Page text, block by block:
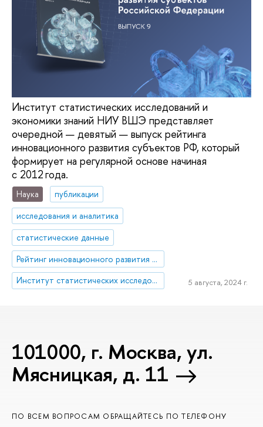
Институт статистических исследований и
экономики знаний НИУ ВШЭ представляет
очередной — девятый — выпуск рейтинга
инновационного развития субъектов РФ, который
формирует на регулярной основе начиная
с 2012 года.
Наука
публикации
исследования и аналитика
статистические данные
Рейтинг инновационного развития регионов
Институт статистических исследований и экономики знаний
5 августа, 2024 г.
101000, г. Москва, ул.
Мясницкая, д. 11
ПО ВСЕМ ВОПРОСАМ ОБРАЩАЙТЕСЬ ПО ТЕЛЕФОНУ